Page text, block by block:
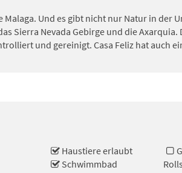
Malaga. Und es gibt nicht nur Natur in
Sierra Nevada Gebirge und die
und gereinigt. Casa Feliz hat auch
Haustiere erlaubt
Schwimmbad